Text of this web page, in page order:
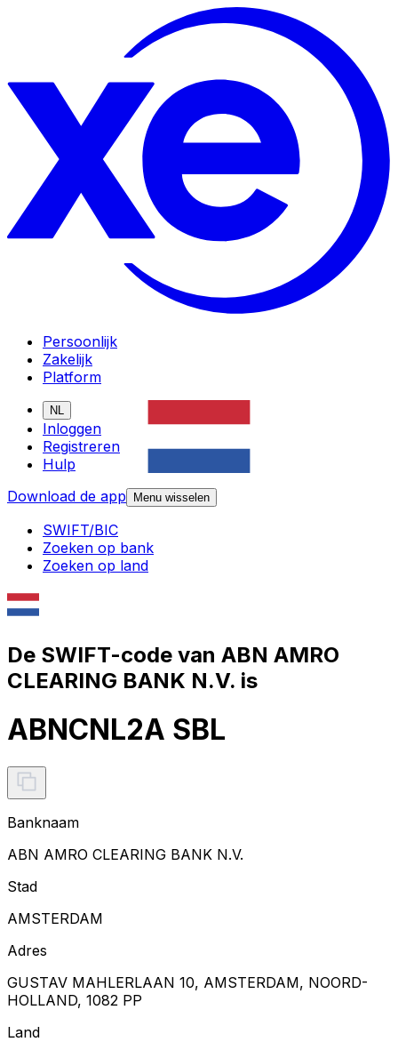
Persoonlijk
Zakelijk
Platform
NL
Inloggen
Registreren
Hulp
Download de app
Menu wisselen
SWIFT/BIC
Zoeken op bank
Zoeken op land
De SWIFT-code van ABN AMRO
CLEARING BANK N.V. is
ABNCNL2A SBL
Banknaam
ABN AMRO CLEARING BANK N.V.
Stad
AMSTERDAM
Adres
GUSTAV MAHLERLAAN 10, AMSTERDAM, NOORD-
HOLLAND, 1082 PP
Land